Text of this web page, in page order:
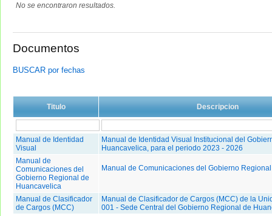
No se encontraron resultados.
Documentos
BUSCAR por fechas
Titulo Descripcion
Manual de Identidad
Visual
Manual de Identidad Visual Institucional del
Huancavelica, para el periodo 2023 - 2026
Manual de
Comunicaciones del
Gobierno Regional de
Huancavelica
Manual de Comunicaciones del Gobierno
Manual de Clasificador
de Cargos (MCC)
Manual de Clasificador de Cargos (MCC) de la
001 - Sede Central del Gobierno Regional de